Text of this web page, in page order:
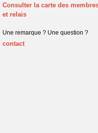
Consulter la carte des
et relais
Une remarque ? Une question ?
contact